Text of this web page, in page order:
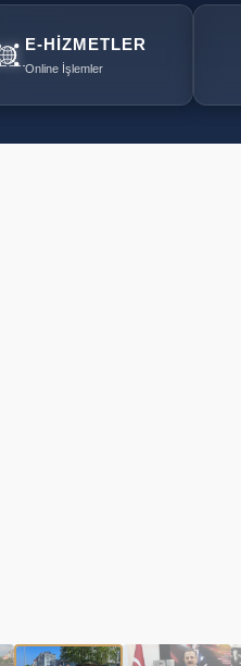
E-HIZMETLER
Online İşlemler